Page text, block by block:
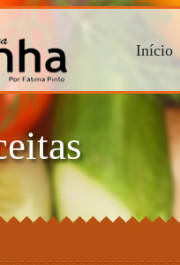
Início